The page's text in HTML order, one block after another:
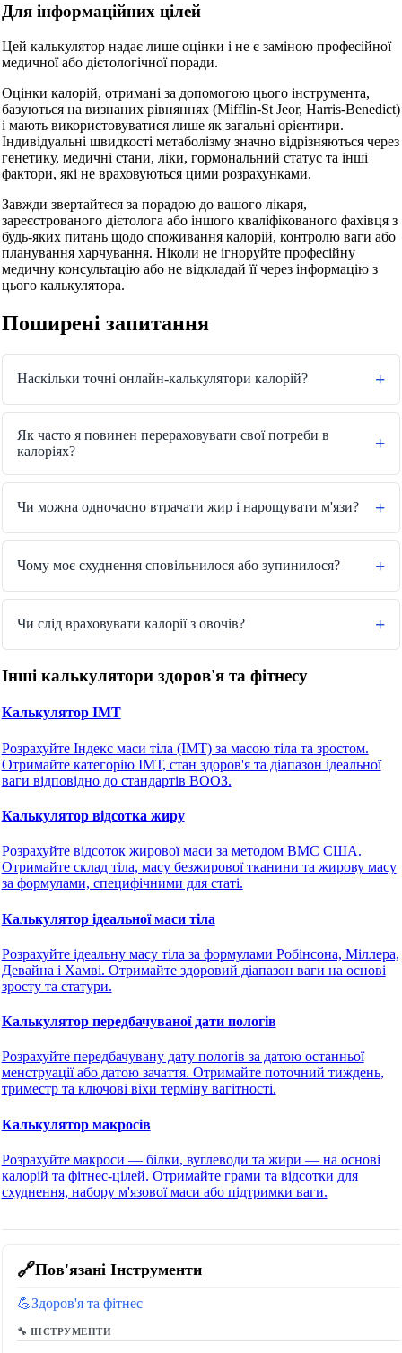
🔗Пов'язані Інструменти
💪Здоров'я та фітнес
🔧 ІНСТРУМЕНТИ
Для інформаційних цілей
Цей калькулятор надає лише оцінки і не є заміною професійної
медичної або дієтологічної поради.
Оцінки калорій, отримані за допомогою цього інструмента,
базуються на визнаних рівняннях (Mifflin-St Jeor, Harris-Benedict)
і мають використовуватися лише як загальні орієнтири.
Індивідуальні швидкості метаболізму значно відрізняються через
генетику, медичні стани, ліки, гормональний статус та інші
фактори, які не враховуються цими розрахунками.
Завжди звертайтеся за порадою до вашого лікаря,
зареєстрованого дієтолога або іншого кваліфікованого фахівця з
будь-яких питань щодо споживання калорій, контролю ваги або
планування харчування. Ніколи не ігноруйте професійну
медичну консультацію або не відкладай її через інформацію з
цього калькулятора.
Поширені запитання
Наскільки точні онлайн-калькулятори калорій?
Як часто я повинен перераховувати свої потреби в
калоріях?
Чи можна одночасно втрачати жир і нарощувати м'язи?
Чому моє схуднення сповільнилося або зупинилося?
Чи слід враховувати калорії з овочів?
Інші калькулятори здоров'я та фітнесу
Калькулятор ІМТ
Розрахуйте Індекс маси тіла (ІМТ) за масою тіла та зростом.
Отримайте категорію ІМТ, стан здоров'я та діапазон ідеальної
ваги відповідно до стандартів ВООЗ.
Калькулятор відсотка жиру
Розрахуйте відсоток жирової маси за методом ВМС США.
Отримайте склад тіла, масу безжирової тканини та жирову масу
за формулами, специфічними для статі.
Калькулятор ідеальної маси тіла
Розрахуйте ідеальну масу тіла за формулами Робінсона, Міллера,
Девайна і Хамві. Отримайте здоровий діапазон ваги на основі
зросту та статури.
Калькулятор передбачуваної дати пологів
Розрахуйте передбачувану дату пологів за датою останньої
менструації або датою зачаття. Отримайте поточний тиждень,
триместр та ключові віхи терміну вагітності.
Калькулятор макросів
Розрахуйте макроси — білки, вуглеводи та жири — на основі
калорій та фітнес-цілей. Отримайте грами та відсотки для
схуднення, набору м'язової маси або підтримки ваги.